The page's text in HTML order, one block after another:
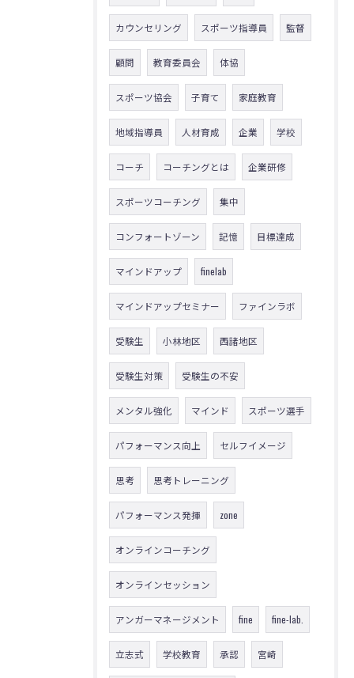
カウンセリング スポーツ指導員 監督
顧問 教育委員会 体協
スポーツ協会 子育て 家庭教育
地域指導員 人材育成 企業 学校
コーチ コーチングとは 企業研修
スポーツコーチング 集中
コンフォートゾーン 記憶 目標達成
マインドアップ finelab
マインドアップセミナー ファインラボ
受験生 小林地区 西諸地区
受験生対策 受験生の不安
メンタル強化 マインド スポーツ選手
パフォーマンス向上 セルフイメージ
思考 思考トレーニング
パフォーマンス発揮 zone
オンラインコーチング
オンラインセッション
アンガーマネージメント fine fine-lab.
立志式 学校教育 承認 宮崎